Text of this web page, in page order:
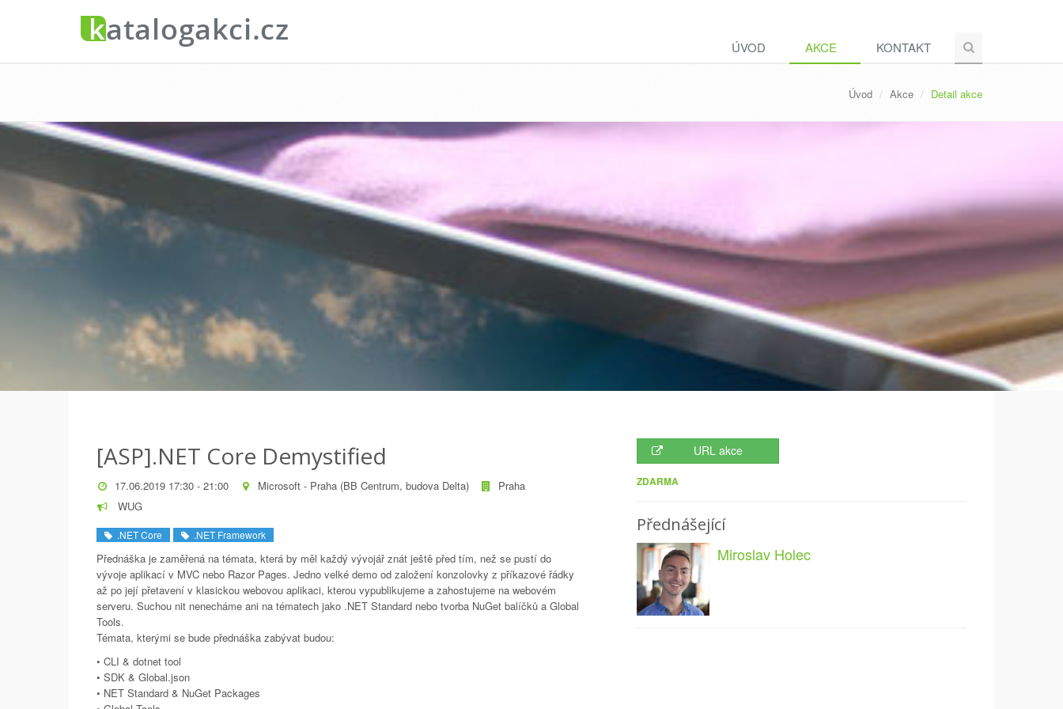
ÚVOD AKCE KONTAKT
Úvod Akce Detail akce
[ASP].NET Core Demystified
17.06.2019 17:30 - 21:00 Microsoft - Praha (BB Centrum, budova Delta)
Praha
WUG
.NET Core .NET Framework
Přednáška je zaměřená na témata, která by měl každý vývojář znát ještě před tím, než se pustí do
vývoje aplikací v MVC nebo Razor Pages. Jedno velké demo od založení konzolovky z příkazové řádky
až po její přetavení v klasickou webovou aplikaci, kterou vypublikujeme a zahostujeme na webovém
serveru. Suchou nit nenecháme ani na tématech jako .NET Standard nebo tvorba NuGet balíčků a Global
Tools.
Témata, kterými se bude přednáška zabývat budou:
• CLI & dotnet tool
• SDK & Global.json
• NET Standard & NuGet Packages
URL akce
ZDARMA
Přednášející
Miroslav Holec